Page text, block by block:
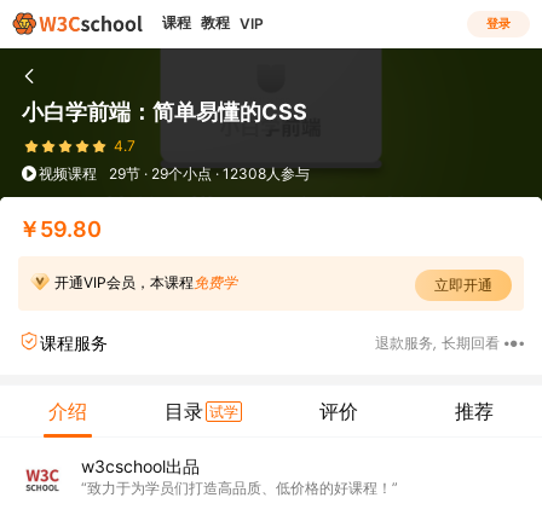
课程 教程 VIP 登录
小白学前端：简单易懂的CSS
4.7
视频课程
29节 · 29个小点 · 12308人参与
￥59.80
开通VIP会员，本课程 免费学 立即开通
课程服务 退款服务 长期回看
介绍 目录 试学 评价 推荐
w3cschool出品
“致力于为学员们打造高品质、低价格的好课程！”